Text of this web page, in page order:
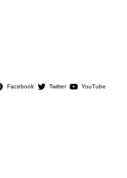
Facebook Twitter YouTube